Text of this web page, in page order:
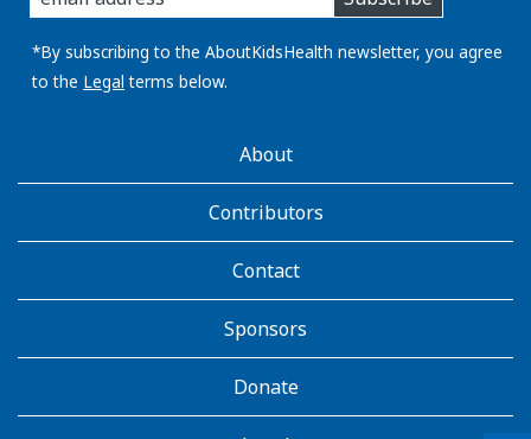
email
address:
*By subscribing to the AboutKidsHealth newsletter, you agree
to the Legal terms below.
AboutKidsHealthAbout
Contributors
Contact
Sponsors
Donate